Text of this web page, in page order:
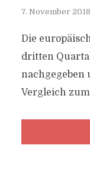
7. November 2018
Die
dritten
nachgegeben
Vergleich